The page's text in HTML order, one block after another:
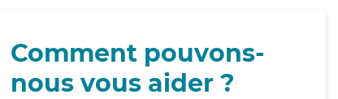
Comment pouvons-
nous vous aider ?